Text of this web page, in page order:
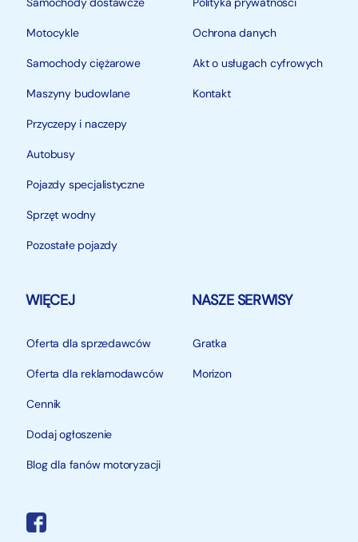
Motocykle
Samochody ciężarowe
Maszyny budowlane
Przyczepy i naczepy
Autobusy
Pojazdy specjalistyczne
Sprzęt wodny
Pozostałe pojazdy
Ochrona danych
Akt o usługach cyfrowych
Kontakt
WIĘCEJ
Oferta dla sprzedawców
Oferta dla reklamodawców
Cennik
Dodaj ogłoszenie
Blog dla fanów motoryzacji
NASZE SERWISY
Gratka
Morizon